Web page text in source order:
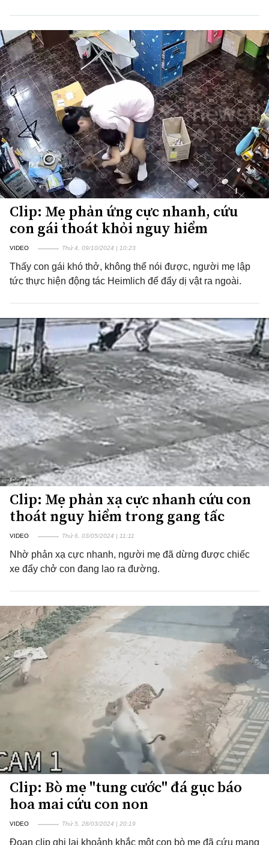
Clip: Mẹ phản ứng cực nhanh, cứu
con gái thoát khỏi nguy hiểm
VIDEO Thứ 4, 09/10/2024 | 10:23
Thấy con gái khó thở, không thể nói được, người mẹ lập
tức thực hiện động tác Heimlich để đẩy dị vật ra ngoài.
Clip: Mẹ phản xạ cực nhanh cứu con
thoát nguy hiểm trong gang tấc
VIDEO Thứ 6, 03/05/2024 | 11:11
Nhờ phản xạ cực nhanh, người mẹ đã dừng được chiếc
xe đẩy chở con đang lao ra đường.
Clip: Bò mẹ "tung cước" đá gục báo
hoa mai cứu con non
VIDEO Thứ 5, 28/03/2024 | 20:19
Đoạn clip ghi lại khoảnh khắc một con bò mẹ đã cứu mạng